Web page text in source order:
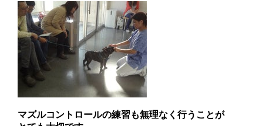
マズルコントロールの練習も無理なく行うことが